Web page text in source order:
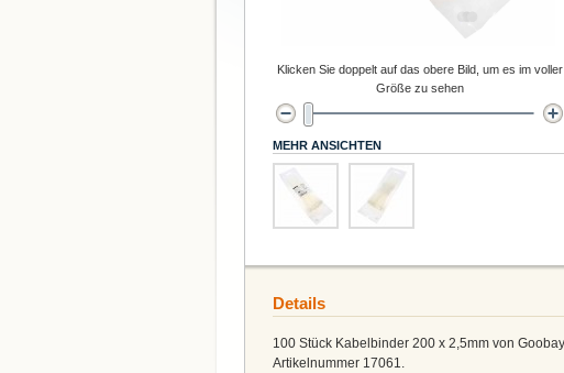
Klicken Sie doppelt auf das obere Bild, um es im voller
Größe zu sehen
MEHR ANSICHTEN
Details
100 Stück Kabelbinder 200 x 2,5mm von
Artikelnummer 17061.